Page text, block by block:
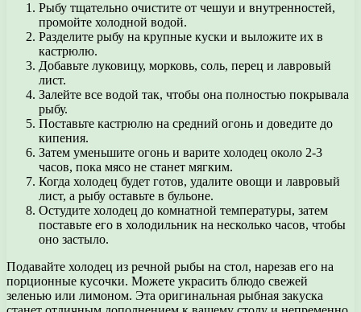
Рыбу тщательно очистите от чешуи и внутренностей,
промойте холодной водой.
Разделите рыбу на крупные куски и выложите их в
кастрюлю.
Добавьте луковицу, морковь, соль, перец и лавровый
лист.
Залейте все водой так, чтобы она полностью покрывала
рыбу.
Поставьте кастрюлю на средний огонь и доведите до
кипения.
Затем уменьшите огонь и варите холодец около 2-3
часов, пока мясо не станет мягким.
Когда холодец будет готов, удалите овощи и лавровый
лист, а рыбу оставьте в бульоне.
Остудите холодец до комнатной температуры, затем
поставьте его в холодильник на несколько часов, чтобы
оно застыло.
Подавайте холодец из речной рыбы на стол, нарезав его на
порционные кусочки. Можете украсить блюдо свежей
зеленью или лимоном. Эта оригинальная рыбная закуска